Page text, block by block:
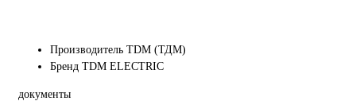
Производитель TDM (ТДМ)
Бренд TDM ELECTRIC
документы